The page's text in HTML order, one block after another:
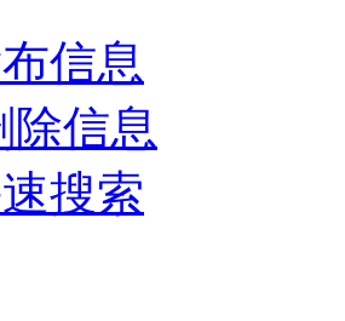
信息
除信息
搜索